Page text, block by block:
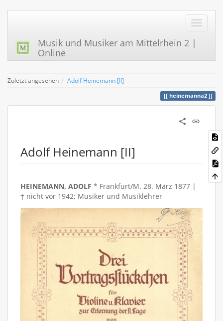
Musik und Musiker am Mittelrhein 2 |
Online
Zuletzt angesehen Adolf Heinemann [II]
heinemanna2
Adolf Heinemann [II]
HEINEMANN, ADOLF * Frankfurt/M. 28. März 1877 |
† nicht vor 1942; Musiker und Musiklehrer